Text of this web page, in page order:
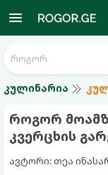
კულინარია
როგორ
კვერცხის
ავტორი: თეა